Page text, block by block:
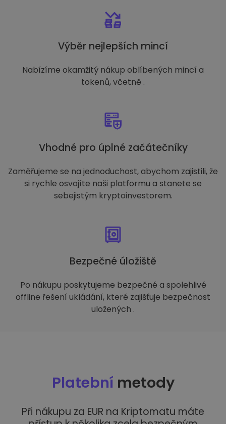
Výběr nejlepších mincí
Nabízíme okamžitý nákup oblíbených mincí a
tokenů, včetně .
Vhodné pro úplné začátečníky
Zaměřujeme se na jednoduchost, abychom zajistili, že
si rychle osvojíte naši platformu a stanete se
sebejistým kryptoinvestorem.
Bezpečné úložiště
Po nákupu poskytujeme bezpečné a spolehlivé
offline řešení ukládání, které zajišťuje bezpečnost
uložených .
Platební metody
Při nákupu za EUR na Kriptomatu máte